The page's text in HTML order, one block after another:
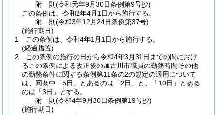
附 則(令和元年9月30日条例第9号抄)
この条例は、令和2年4月1日から施行する。
附 則(令和3年12月24日条例第37号)
(施行期日)
1
この条例は、令和4年1月1日から施行する。
(経過措置)
2
この条例の施行の日から令和4年3月31日までの間におけ
るこの条例による改正後の加古川市職員の勤務時間その他
の勤務条件に関する条例第11条の2の規定の適用について
は、同条中「5日」とあるのは「2日」と、「10日」とある
のは「3日」とする。
附 則(令和4年9月30日条例第19号抄)
(施行期日)